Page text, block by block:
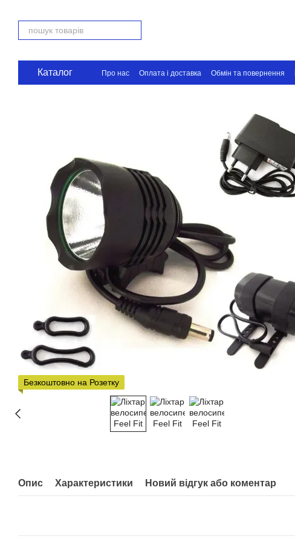
Каталог Про нас Оплата і доставка Обмін та повернення
Безкоштовно на Розетку
Опис Характеристики Новий відгук або коментар